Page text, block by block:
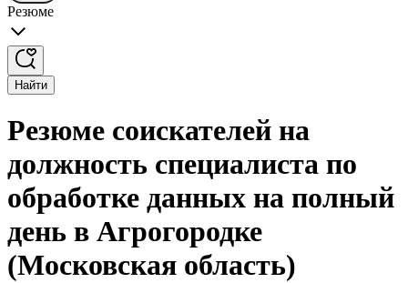
Резюме
Найти
Резюме соискателей на
должность специалиста по
обработке данных на полный
день в Агрогородке
(Московская область)